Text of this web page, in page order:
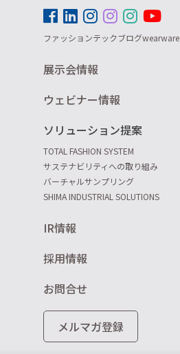
ファッションテックブログwearware
展示会情報
ウェビナー情報
ソリューション提案
TOTAL FASHION SYSTEM
サステナビリティへの取り組み
バーチャルサンプリング
SHIMA INDUSTRIAL SOLUTIONS
IR情報
採用情報
お問合せ
メルマガ登録